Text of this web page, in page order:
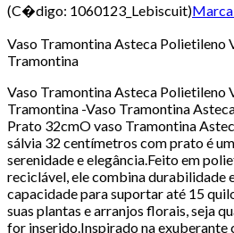
(C�digo: 1060123_Lebiscuit)
Vaso Tramontina Asteca Polietileno
Tramontina
Vaso Tramontina Asteca Polietileno
Tramontina -Vaso Tramontina
Prato 32cmO vaso Tramontina
sálvia 32 centímetros com prato é
serenidade e elegância.Feito em
reciclável, ele combina durabilidade
capacidade para suportar até 15
suas plantas e arranjos florais, seja
for inserido.Inspirado na exuberante